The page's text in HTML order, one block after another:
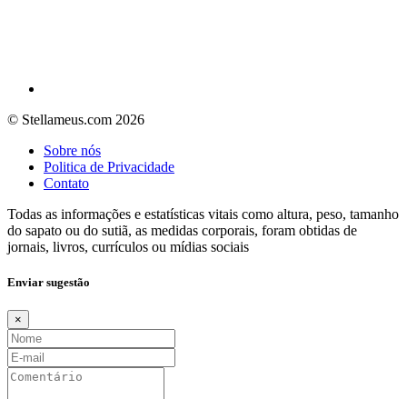
© Stellameus.com 2026
Sobre nós
Politica de Privacidade
Contato
Todas as informações e estatísticas vitais como altura, peso, tamanho
do sapato ou do sutiã, as medidas corporais, foram obtidas de
jornais, livros, currículos ou mídias sociais
Enviar sugestão
×